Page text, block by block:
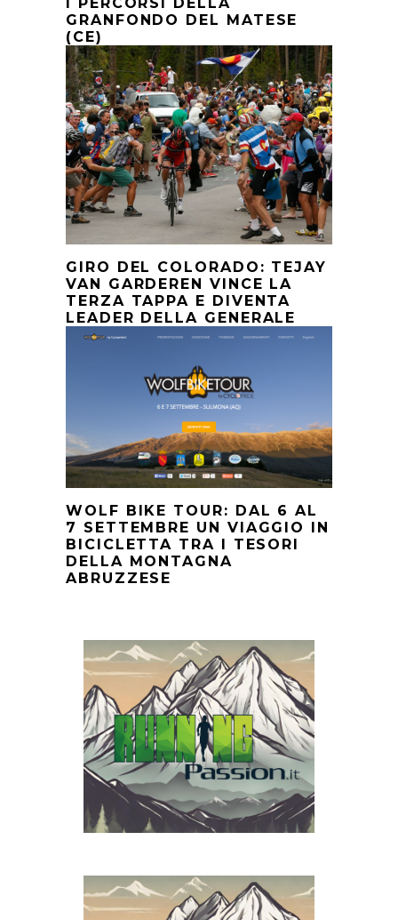
I PERCORSI DELLA
GRANFONDO DEL MATESE
(CE)
GIRO DEL COLORADO: TEJAY
VAN GARDEREN VINCE LA
TERZA TAPPA E DIVENTA
LEADER DELLA GENERALE
WOLF BIKE TOUR: DAL 6 AL
7 SETTEMBRE UN VIAGGIO IN
BICICLETTA TRA I TESORI
DELLA MONTAGNA
ABRUZZESE